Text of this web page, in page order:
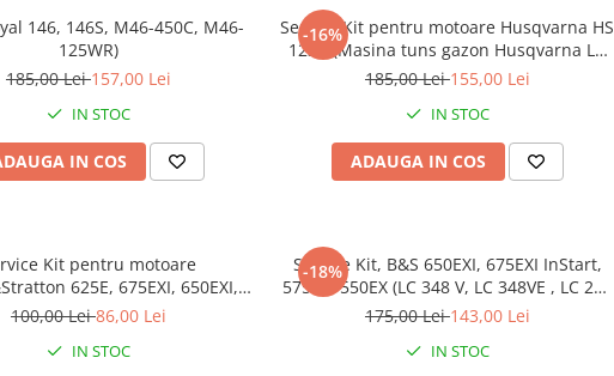
146, 146S, M46-450C, M46-
125WR)
185,00 Lei157,00 Lei
IN STOC
IN COS
-16%
Service Kit pentru motoare Husqvarna HS
123A (Masina tuns gazon Husqvarna LC
140 P, LC 140 SP)
185,00 Lei155,00 Lei
IN STOC
ADAUGA IN COS
Kit pentru motoare
625E, 675EXI, 650EXI,
- InStart (masini de tuns gazon
100,00 Lei86,00 Lei
IN STOC
-18%
Service Kit, B&S 650EXI, 675EXI InStart,
575EX, 550EX (LC 348 V, LC 348VE , LC 253
S, LC 347 V)
175,00 Lei143,00 Lei
IN STOC